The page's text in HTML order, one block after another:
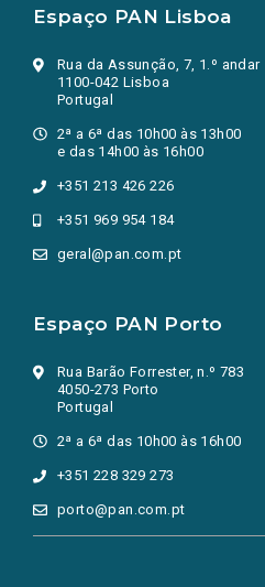
Espaço PAN Lisboa
Rua da Assunção, 7, 1.º andar
1100-042 Lisboa
Portugal
2ª a 6ª das 10h00 às 13h00
e das 14h00 às 16h00
+351 213 426 226
+351 969 954 184
geral@pan.com.pt
Espaço PAN Porto
Rua Barão Forrester, n.º 783
4050-273 Porto
Portugal
2ª a 6ª das 10h00 às 16h00
+351 228 329 273
porto@pan.com.pt